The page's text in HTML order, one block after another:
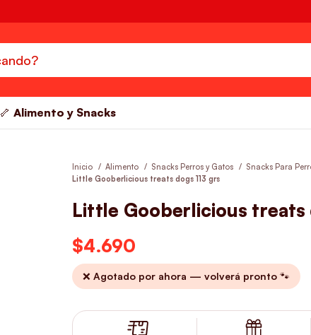
🦴 Alimento y Snacks
Inicio Alimento Snacks Perros y Gatos Snacks Para
Little Gooberlicious treats dogs 113 grs
Little Gooberlicious treats
$4.690
❌ Agotado por ahora — volverá pronto 🐾